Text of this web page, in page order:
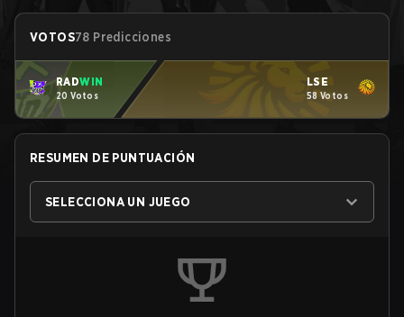
VOTOS78 Predicciones
RADWIN
20 Votos
LSE
58 Votos
RESUMEN DE PUNTUACIÓN
SELECCIONA UN JUEGO